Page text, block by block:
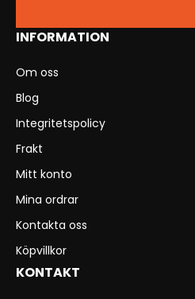
INFORMATION
Om oss
Blog
Integritetspolicy
Frakt
Mitt konto
Mina ordrar
Kontakta oss
Köpvillkor
KONTAKT